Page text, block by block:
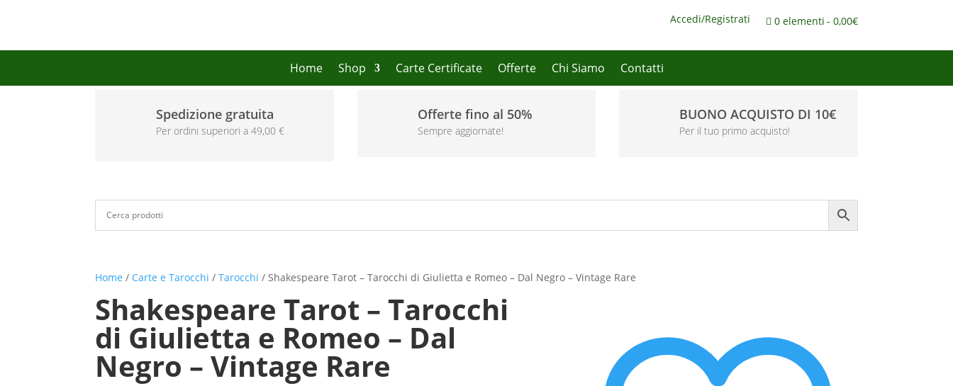
Accedi/Registrati 0 elementi 0,00€
Home Shop Carte Certificate Offerte Chi Siamo Contatti
Spedizione gratuita
Per ordini superiori a 49,00 €
Offerte fino al 50%
Sempre aggiornate!
BUONO ACQUISTO DI 10€
Per il tuo primo acquisto!
Home / Carte e Tarocchi /Tarocchi / Shakespeare Tarot – Tarocchi di Giulietta e Romeo – Dal Negro – Vintage Rare
Shakespeare Tarot – Tarocchi
di Giulietta e Romeo – Dal
Negro – Vintage Rare